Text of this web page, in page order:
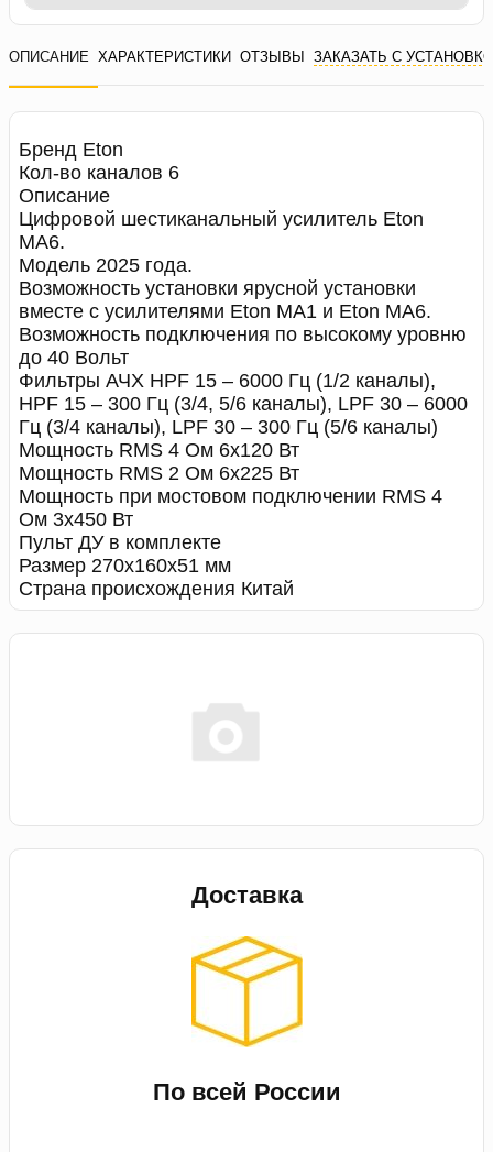
ОПИСАНИЕ ХАРАКТЕРИСТИКИ ОТЗЫВЫ ЗАКАЗАТЬ С
Бренд Eton
Кол-во каналов 6
Описание
Цифровой шестиканальный усилитель Eton
MA6.
Модель 2025 года.
Возможность установки ярусной установки
вместе с усилителями Eton MA1 и Eton MA6.
Возможность подключения по высокому уровню
до 40 Вольт
Фильтры АЧХ HPF 15 – 6000 Гц (1/2 каналы),
HPF 15 – 300 Гц (3/4, 5/6 каналы), LPF 30 – 6000
Гц (3/4 каналы), LPF 30 – 300 Гц (5/6 каналы)
Мощность RMS 4 Ом 6x120 Вт
Мощность RMS 2 Ом 6x225 Вт
Мощность при мостовом подключении RMS 4
Ом 3x450 Вт
Пульт ДУ в комплекте
Размер 270x160x51 мм
Страна происхождения Китай
Доставка
По всей России